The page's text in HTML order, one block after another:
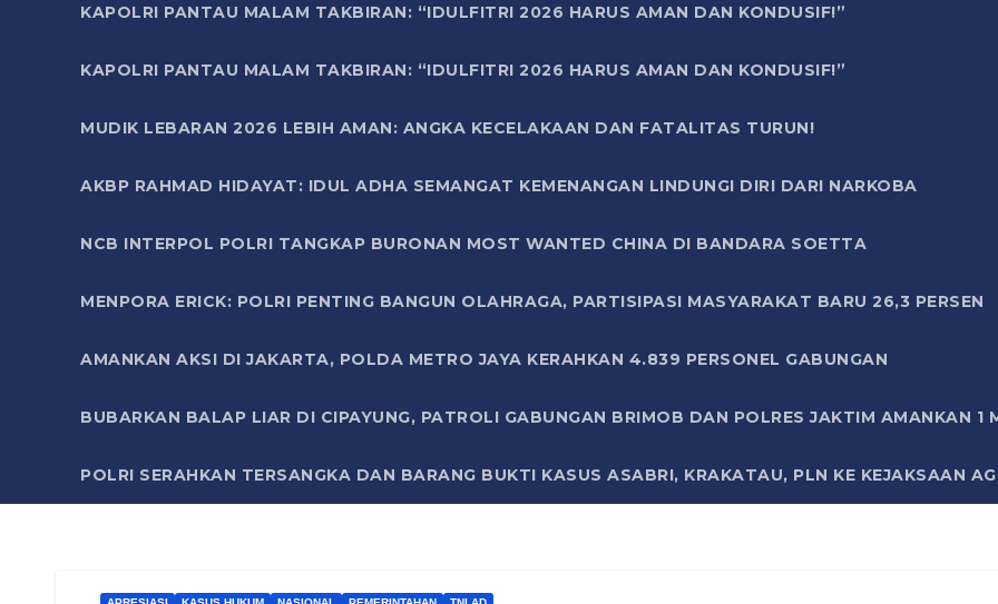
KAPOLRI PANTAU MALAM TAKBIRAN: “IDULFITRI 2026 HARUS AMAN DAN KONDUSIF!”
KAPOLRI PANTAU MALAM TAKBIRAN: “IDULFITRI 2026 HARUS AMAN DAN KONDUSIF!”
MUDIK LEBARAN 2026 LEBIH AMAN: ANGKA KECELAKAAN DAN FATALITAS TURUN!
AKBP RAHMAD HIDAYAT: IDUL ADHA SEMANGAT KEMENANGAN LINDUNGI DIRI DARI NARKOBA
NCB INTERPOL POLRI TANGKAP BURONAN MOST WANTED CHINA DI BANDARA SOETTA
MENPORA ERICK: POLRI PENTING BANGUN OLAHRAGA, PARTISIPASI MASYARAKAT BARU 26,3 PERSEN
AMANKAN AKSI DI JAKARTA, POLDA METRO JAYA KERAHKAN 4.839 PERSONEL GABUNGAN
BUBARKAN BALAP LIAR DI CIPAYUNG, PATROLI GABUNGAN BRIMOB DAN POLRES JAKTIM AMANKAN 1
POLRI SERAHKAN TERSANGKA DAN BARANG BUKTI KASUS ASABRI, KRAKATAU, PLN KE KEJAKSAAN